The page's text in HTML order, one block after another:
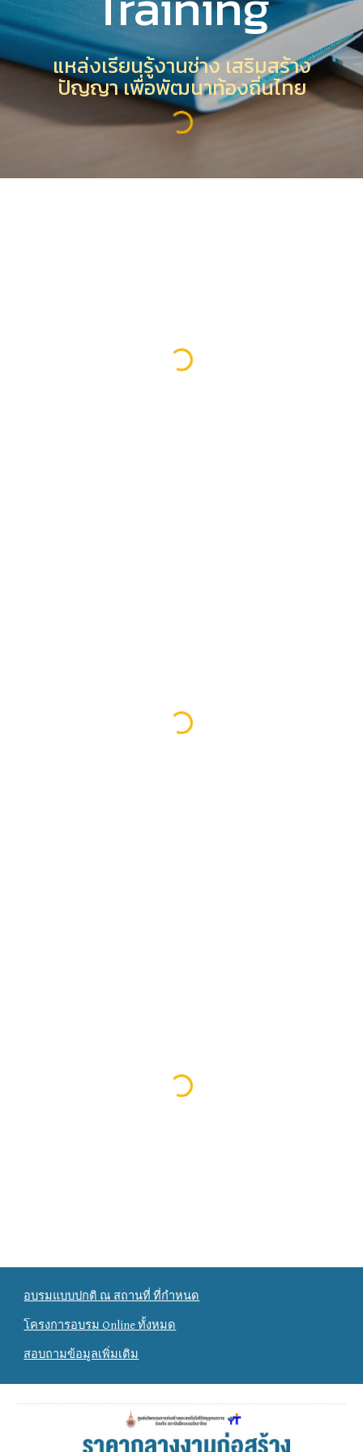
แหล่งเรียนรู้งานช่าง เสริมสร้าง
ปัญญา เพื่อพัฒนาท้องถิ่นไทย
อบรมแบบปกติ ณ สถานที่ ที่กำหนด
โครงการอบรม Online ทั้งหมด
สอบถามข้อมูลเพิ่มเติม